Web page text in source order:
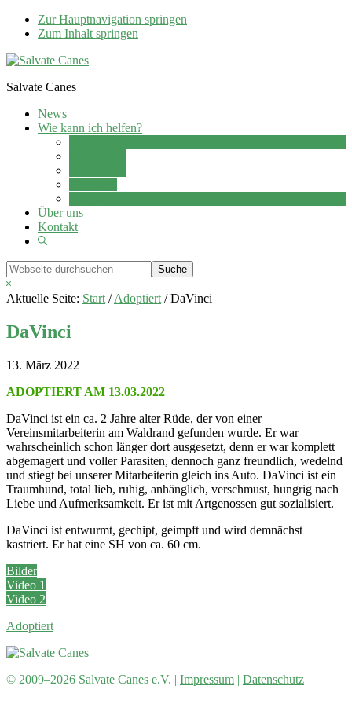
Zur Hauptnavigation springen
Zum Inhalt springen
Salvate Canes
News
Wie kann ich helfen?
Über uns
Kontakt
Show
Webseite
durchsuchen
Hide
Search
Aktuelle Seite: Start / Adoptiert /DaVinci
DaVinci
13. März 2022
ADOPTIERT AM 13.03.2022
DaVinci ist ein ca. 2 Jahre alter Rüde, der von einer
Vereinsmitarbeiterin am Waldrand gefunden wurde. Er war
wahrscheinlich schon länger dort ausgesetzt, denn er war komplett
abgemagert und voller Parasiten, dennoch ganz freundlich, wedelnd
und stiegt bei unserer Mitarbeiterin gleich ins Auto. DaVinci ist ein
Traumhund, total lieb, ruhig, anhänglich, verschmust, hungrig nach
Liebe und Aufmerksamkeit. Er ist mit Artgenossen gut sozialisiert.
DaVinci ist entwurmt, gechipt, geimpft und wird demnächst
kastriert. Er hat eine SH von ca. 60 cm.
Bilder
Video 1
Video 2
Adoptiert
© 2009–2026 Salvate Canes e.V. | Impressum | Datenschutz